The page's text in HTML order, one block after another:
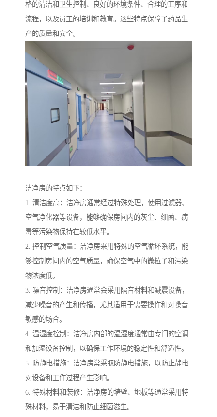
格的清洁和卫生控制、良好的环境条件、合理的工序和
流程，以及员工的培训和教育。这些特点保障了药品生
产的质量和安全。
洁净房的特点如下：
1. 清洁度高：洁净房通常经过特殊处理，使用过滤器、
空气净化器等设备，能够确保房间内的灰尘、细菌、病
毒等污染物保持在较低水平。
2. 控制空气质量：洁净房采用特殊的空气循环系统，能
够控制房间内的空气质量，确保空气中的微粒子和污染
物浓度低。
3. 噪音控制：洁净房通常会采用隔音材料和减震设备，
减少噪音的产生和传播，尤其适用于需要操作和对噪音
敏感的场合。
4. 温湿度控制：洁净房内部的温湿度通常由专门的空调
和加湿设备控制，以确保工作环境的稳定性和舒适性。
5. 防静电措施：洁净房常采取防静电措施，以防止静电
对设备和工作过程产生影响。
6. 特殊材料和装修：洁净房的墙壁、地板等通常采用特
殊材料，易于清洁和防止细菌滋生。